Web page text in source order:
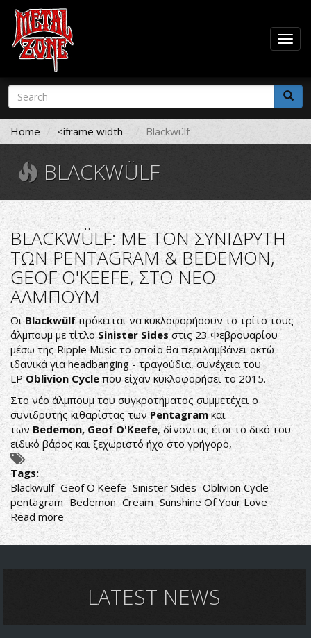
Skip
main
content
Search
form
Search
Home <iframe width= Blackwülf
BLACKWÜLF
BLACKWÜLF: ΜΕ ΤΟΝ ΣΥΝΙΔΡΥΤΗ
ΤΩΝ PENTAGRAM & BEDEMON,
GEOF O'KEEFE, ΣΤΟ ΝΕΟ
ΑΛΜΠΟΥΜ
ΟιBlackwülfπρόκειται να κυκλοφορήσουν το τρίτο τους
άλμπουμ με τίτλοSinister Sidesστις 23 Φεβρουαρίου
μέσω της Ripple Music το οποίο θα περιλαμβάνει οκτώ -
ιδανικά για headbanging - τραγούδια, συνέχεια του
LPOblivion Cycle που είχαν κυκλοφορήσει το 2015.
Στο νέο άλμπουμ του συγκροτήματος συμμετέχει ο
συνιδρυτής κιθαρίστας τωνPentagramκαι
των Bedemon, Geof O'Keefe, δίνοντας έτσι το δικό του
ειδικό βάρος και ξεχωριστό ήχο στο γρήγορο,
Tags:
Blackwülf Geof O'Keefe Sinister Sides Oblivion Cycle
pentagram Bedemon Cream Sunshine Of Your Love
Read more about
BLACKWÜLF:
ΜΕ
PENTAGRAM
LATEST NEWS